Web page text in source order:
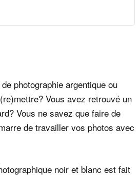
photographie argentique ou
Vous avez retrouvé un
Vous ne savez que faire de
de travailler vos photos avec
noir et blanc est fait